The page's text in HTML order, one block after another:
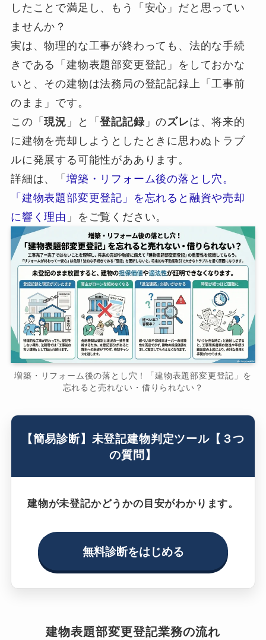
したことで満足し、もう「安心」だと思ってい
ませんか？
実は、物理的な工事が終わっても、法的な手続
きである「建物表題部変更登記」をしておかな
いと、その建物は法務局の登記記録上「工事前
のまま」です。
この「現況 」と「登記記録」のズレは、将来的
に建物を売却しようとしたときに思わぬトラブ
ルに発展する可能性がああります。
詳細は、「 増築・リフォーム後の落とし穴。
「建物表題部変更登記」を忘れると融資や売却
に響く理由 」をご覧ください。
増築・リフォーム後の落とし穴！「建物表題部変更登記」を
忘れると売れない・借りられない？
【簡易診断】未登記建物判定ツール【３つ
の質問】
建物が未登記かどうかの目安がわかります。
無料診断をはじめる
建物表題部変更登記業務の流れ